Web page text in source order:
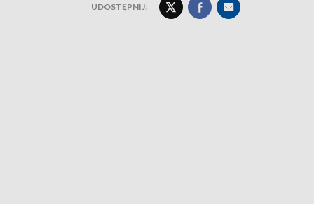
UDOSTĘPNIJ: